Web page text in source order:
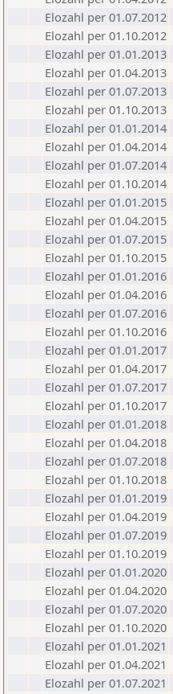
Elozahl per 01.07.2012
Elozahl per 01.10.2012
Elozahl per 01.01.2013
Elozahl per 01.04.2013
Elozahl per 01.07.2013
Elozahl per 01.10.2013
Elozahl per 01.01.2014
Elozahl per 01.04.2014
Elozahl per 01.07.2014
Elozahl per 01.10.2014
Elozahl per 01.01.2015
Elozahl per 01.04.2015
Elozahl per 01.07.2015
Elozahl per 01.10.2015
Elozahl per 01.01.2016
Elozahl per 01.04.2016
Elozahl per 01.07.2016
Elozahl per 01.10.2016
Elozahl per 01.01.2017
Elozahl per 01.04.2017
Elozahl per 01.07.2017
Elozahl per 01.10.2017
Elozahl per 01.01.2018
Elozahl per 01.04.2018
Elozahl per 01.07.2018
Elozahl per 01.10.2018
Elozahl per 01.01.2019
Elozahl per 01.04.2019
Elozahl per 01.07.2019
Elozahl per 01.10.2019
Elozahl per 01.01.2020
Elozahl per 01.04.2020
Elozahl per 01.07.2020
Elozahl per 01.10.2020
Elozahl per 01.01.2021
Elozahl per 01.04.2021
Elozahl per 01.07.2021